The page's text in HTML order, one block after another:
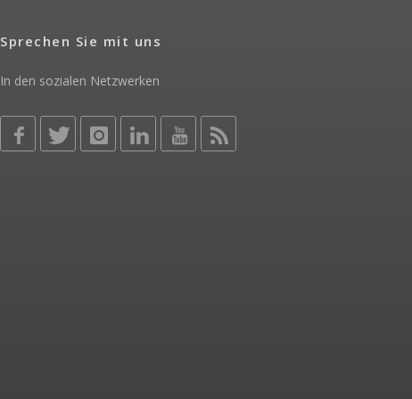
Sprechen Sie mit uns
In den sozialen Netzwerken